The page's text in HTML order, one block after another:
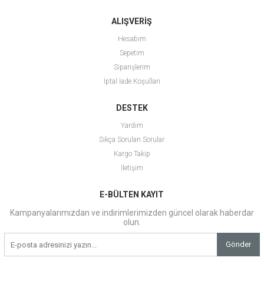
ALIŞVERİŞ
Hesabım
Sepetim
Siparişlerim
İptal İade Koşulları
DESTEK
Yardım
Sıkça Sorulan Sorular
Kargo Takip
İletişim
E-BÜLTEN KAYIT
Kampanyalarımızdan ve indirimlerimizden güncel olarak haberdar
olun.
Gönder